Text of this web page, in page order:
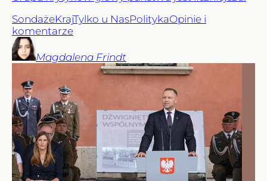
SondażeKrajTylko u NasPolitykaOpinie i
komentarze
Magdalena Frindt